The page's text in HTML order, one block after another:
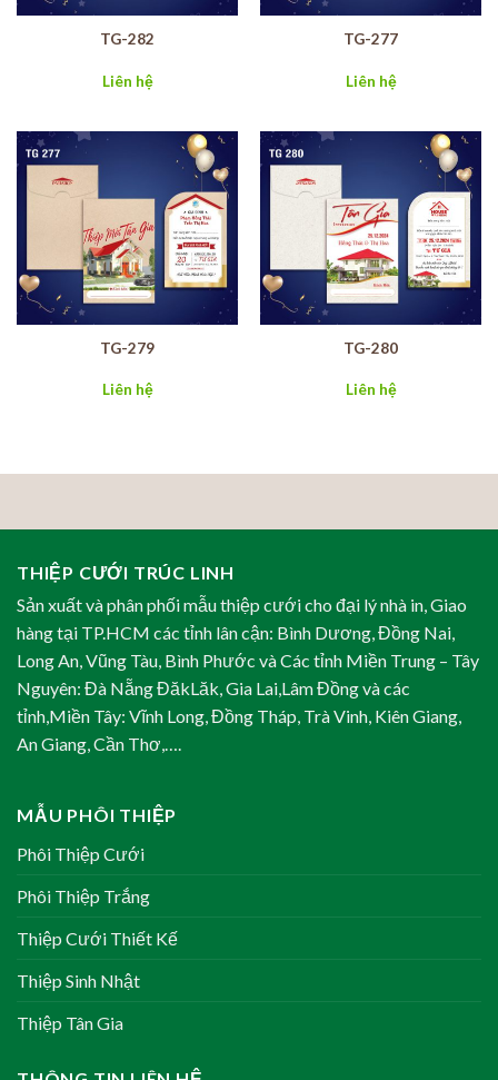
TG-282
Liên hệ
TG-277
Liên hệ
TG-279
Liên hệ
TG-280
Liên hệ
THIỆP CƯỚI TRÚC LINH
Sản xuất và phân phối mẫu thiệp cưới cho đại lý nhà in, Giao
hàng tại TP.HCM các tỉnh lân cận: Bình Dương, Đồng Nai,
Long An, Vũng Tàu, Bình Phước và Các tỉnh Miền Trung – Tây
Nguyên: Đà Nẵng ĐăkLăk, Gia Lai,Lâm Đồng và các
tỉnh,Miền Tây: Vĩnh Long, Đồng Tháp, Trà Vinh, Kiên Giang,
An Giang, Cần Thơ,….
MẪU PHÔI THIỆP
Phôi Thiệp Cưới
Phôi Thiệp Trắng
Thiệp Cưới Thiết Kế
Thiệp Sinh Nhật
Thiệp Tân Gia